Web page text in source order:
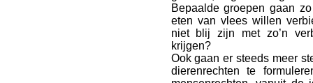
Bepaalde groepen gaan
eten van vlees willen
niet blij zijn met zo’n
krijgen?
Ook gaan er steeds meer
dierenrechten te